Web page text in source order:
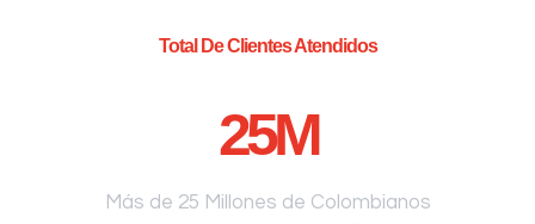
Total De Clientes Atendidos
25M
Más de 25 Millones de Colombianos